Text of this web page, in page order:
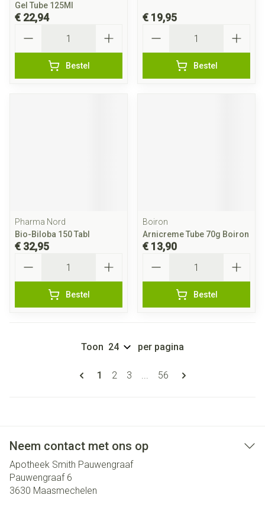
Gel Tube 125Ml
€ 22,94
Bestel
€ 19,95
Bestel
Pharma Nord
Bio-Biloba 150 Tabl
€ 32,95
Bestel
Boiron
Arnicreme Tube 70g Boiron
€ 13,90
Bestel
Pagina's
U lees momenteel pagina
1 Pagina
2 Pagina
3 ... Pagina
56
Toon per pagina
Neem contact met ons op
Apotheek Smith Pauwengraaf
Pauwengraaf 6
3630 Maasmechelen